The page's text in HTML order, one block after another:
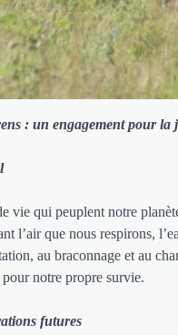
: un engagement pour la
vie qui peuplent notre
l’air que nous respirons,
au braconnage et au
notre propre survie.
futures